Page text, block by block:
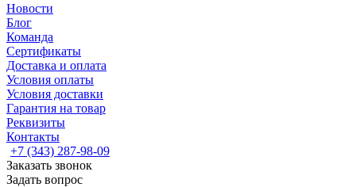
Новости
Блог
Команда
Сертификаты
Доставка и оплата
Условия оплаты
Условия доставки
Гарантия на товар
Реквизиты
Контакты
+7 (343) 287-98-09
Заказать звонок
Задать вопрос